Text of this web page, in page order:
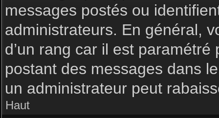
messages postés ou
administrateurs. En général,
d’un rang car il est
postant des messages dans
un administrateur peut
Haut